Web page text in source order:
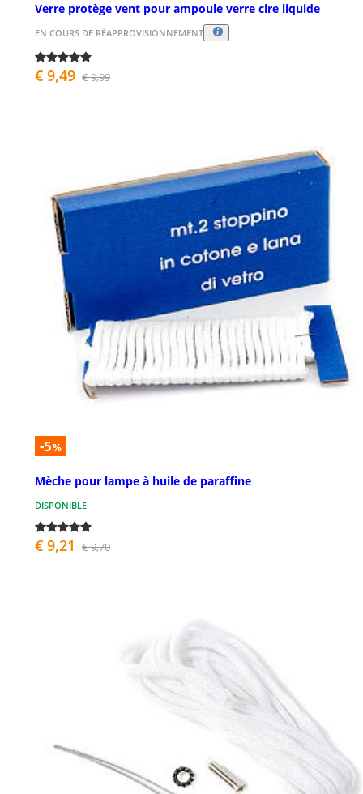
Verre protège vent pour ampoule verre cire liquide
EN COURS DE RÉAPPROVISIONNEMENT
€ 9,49 € 9,99
-5%
Mèche pour lampe à huile de paraffine
DISPONIBLE
€ 9,21 € 9,70